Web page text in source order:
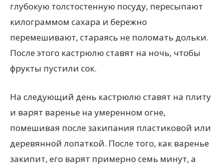
глубокую толстостенную посуду, пересыпают
килограммом сахара и бережно
перемешивают, стараясь не поломать дольки.
После этого кастрюлю ставят на ночь, чтобы
фрукты пустили сок.
На следующий день кастрюлю ставят на плиту
и варят варенье на умеренном огне,
помешивая после закипания пластиковой или
деревянной лопаткой. После того, как варенье
закипит, его варят примерно семь минут, а